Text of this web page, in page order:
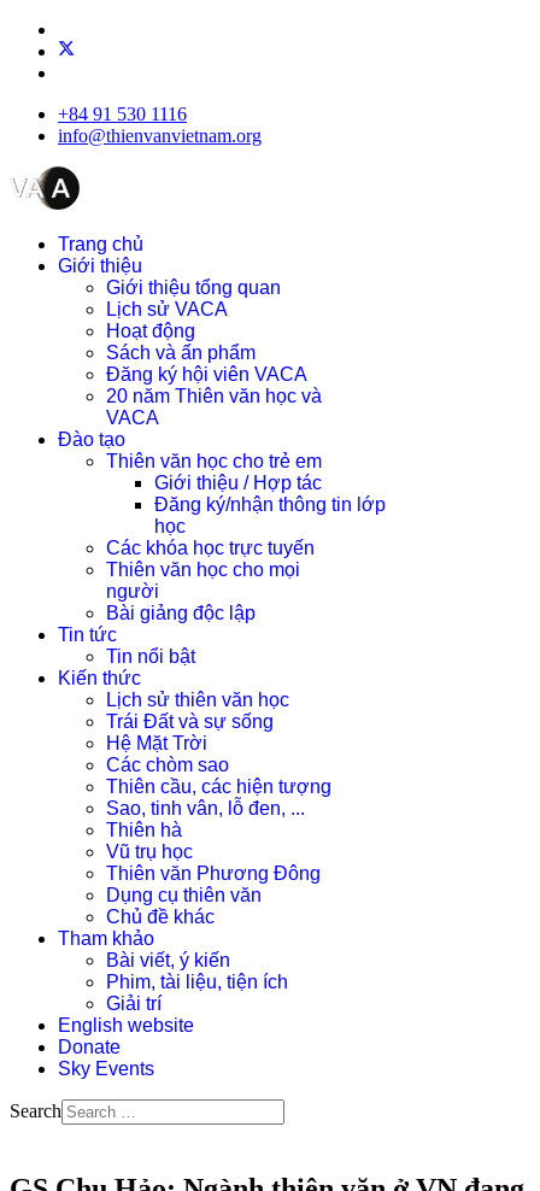
+84 91 530 1116
info@thienvanvietnam.org
Trang chủ
Giới thiệu
Giới thiệu tổng quan
Lịch sử VACA
Hoạt động
Sách và ấn phẩm
Đăng ký hội viên VACA
20 năm Thiên văn học và
VACA
Đào tạo
Thiên văn học cho trẻ em
Giới thiệu / Hợp tác
Đăng ký/nhận thông tin lớp
học
Các khóa học trực tuyến
Thiên văn học cho mọi
người
Bài giảng độc lập
Tin tức
Tin nổi bật
Kiến thức
Lịch sử thiên văn học
Trái Đất và sự sống
Hệ Mặt Trời
Các chòm sao
Thiên cầu, các hiện tượng
Sao, tinh vân, lỗ đen, ...
Thiên hà
Vũ trụ học
Thiên văn Phương Đông
Dụng cụ thiên văn
Chủ đề khác
Tham khảo
Bài viết, ý kiến
Phim, tài liệu, tiện ích
Giải trí
English website
Donate
Sky Events
Search